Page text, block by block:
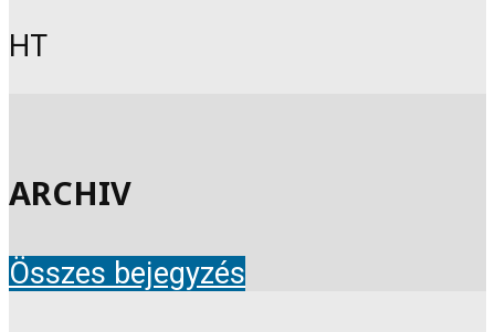
HT
ARCHIV
Összes bejegyzés